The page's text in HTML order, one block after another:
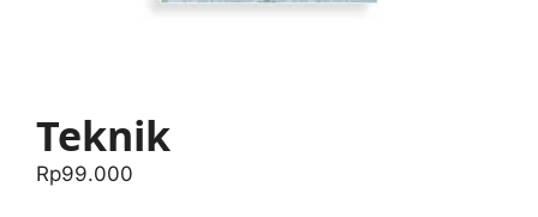
Teknik
Rp99.000